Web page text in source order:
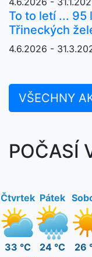
To to letí ... 95
Třineckých
4.6.2026 -
VŠECHNY
POČASÍ
Čtvrtek
33 °C
Pátek
24 °C
26